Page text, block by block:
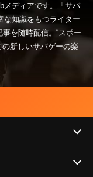
メディアです。「サバ
な知識をもつライター
を随時配信。“スポー
の新しいサバゲーの楽